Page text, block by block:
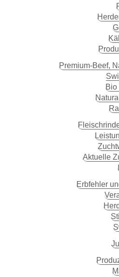
Premium-Beef,
Bio
Aktuelle
Erbfehler